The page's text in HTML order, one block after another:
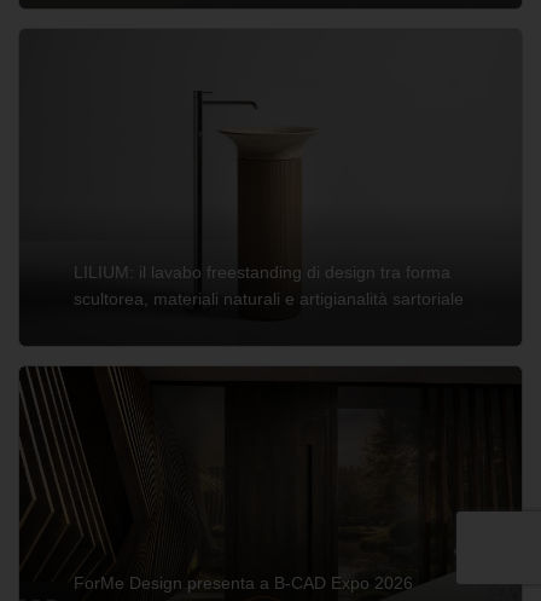
LILIUM: il lavabo freestanding di design tra forma
scultorea, materiali naturali e artigianalità sartoriale
ForMe Design presenta a B-CAD Expo 2026